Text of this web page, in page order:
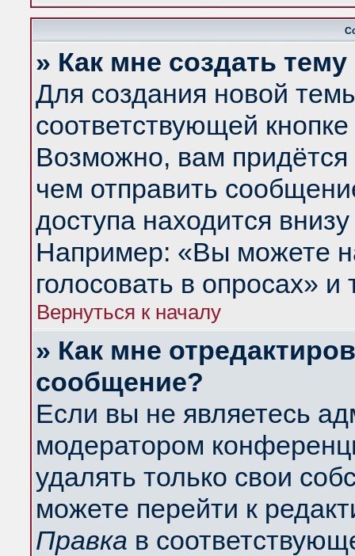
» Как мне создать
Для создания новой
соответствующей
Возможно, вам придётся
чем отправить
доступа находится
Например: «Вы можете
голосовать в опросах» и
Вернуться к началу
» Как мне
сообщение?
Если вы не являетесь
модератором
удалять только свои
можете перейти к
Правка в